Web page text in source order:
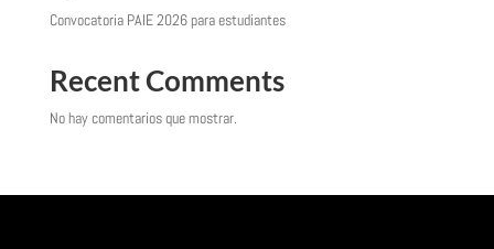
Convocatoria PAIE 2026 para estudiantes
Recent Comments
No hay comentarios que mostrar.